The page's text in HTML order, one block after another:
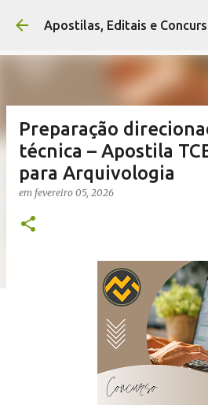
Pular para o
Apostilas, Editais e
Preparação
técnica – Apostila
para Arquivologia
em fevereiro 05, 2026